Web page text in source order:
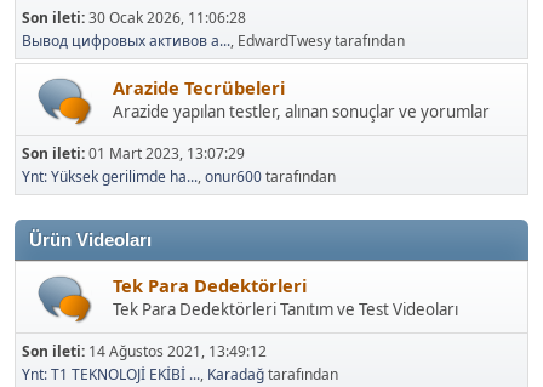
Son ileti:30 Ocak 2026, 11:06:28
Вывод цифровых активов а..., EdwardTwesy tarafından
Arazide Tecrübeleri
Arazide yapılan testler, alınan sonuçlar ve yorumlar
Son ileti:01 Mart 2023, 13:07:29
Ynt: Yüksek gerilimde ha...,onur600tarafından
Ürün Videoları
Tek Para Dedektörleri
Tek Para Dedektörleri Tanıtım ve Test Videoları
Son ileti: 14 Ağustos 2021, 13:49:12
Ynt: T1 TEKNOLOJİ EKİBİ ..., Karadağtarafından